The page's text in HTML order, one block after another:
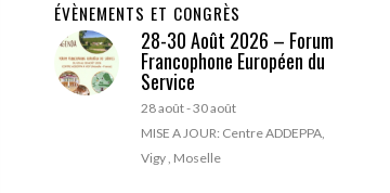
ÉVÈNEMENTS ET CONGRÈS
28-30 Août 2026 – Forum
Francophone Européen du
Service
28 août-30 août
MISE A JOUR: Centre ADDEPPA,
Vigy , Moselle